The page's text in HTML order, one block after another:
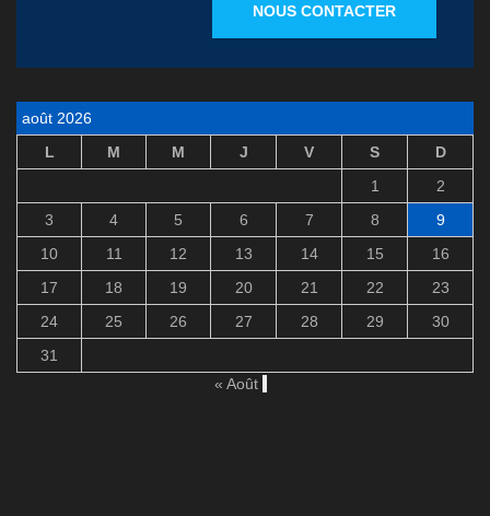
NOUS CONTACTER
août 2026
L
M M J V S
D
1
2
3
4 5 6 7 8
9
10
11 12 13 14 15
16
17
18 19 20 21 22
23
24
25 26 27 28 29
30
31
« Août